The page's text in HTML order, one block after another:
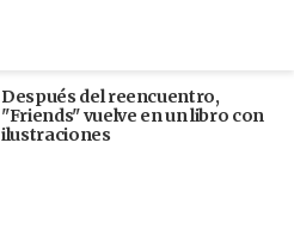
Después del reencuentro,
"Friends" vuelve en un libro con
ilustraciones